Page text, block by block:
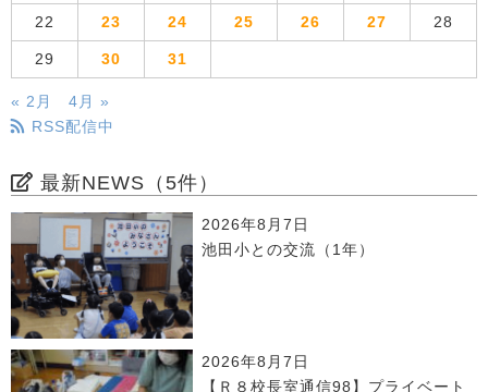
22 23 24 25 26 27 28
29 30 31
« 2月
4月 »
RSS配信中
最新NEWS（5件）
2026年8月7日
池田小との交流（1年）
2026年8月7日
【Ｒ８校長室通信98】プライベート